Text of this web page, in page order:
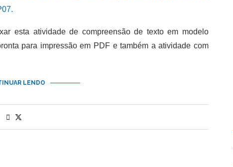
atividade de compreensão de texto em modelo
para impressão em PDF e também a atividade com
LENDO